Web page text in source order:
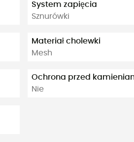
System zapięcia
Sznurówki
Materiał cholewki
Mesh
Ochrona przed
Nie